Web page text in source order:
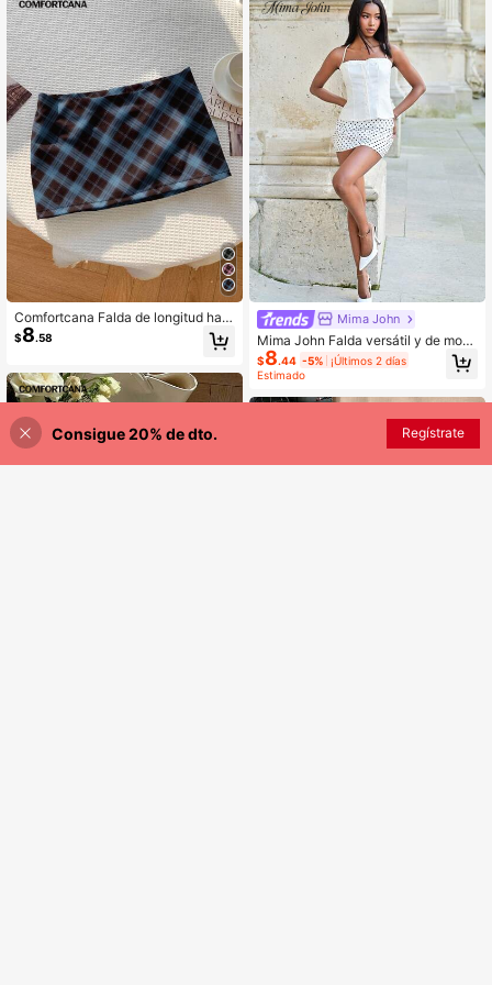
Comfortcana Falda de longitud hast
a la rodilla cómoda, de estilo retro el
egante y versátil, con estampado d
a para otoño/invierno
$8.58
Mima John
Mima John Falda versátil y de mod
a con estampado de lunares para m
ujer
$8.44 -5% ¡Últimos 2 días
Estimado
AÑADIR A LA BOLSA
Consigue 20% de dto. Regístrate